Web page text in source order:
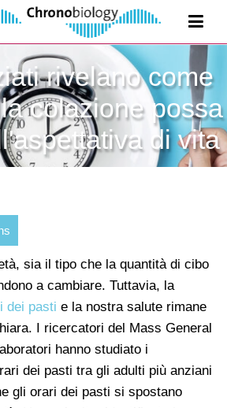
rivelano come
colazione possa
di vita
sia il tipo che la quantità di cibo
a cambiare. Tuttavia, la
dei pasti e la nostra salute rimane
I ricercatori del Mass General
hanno studiato i
dei pasti tra gli adulti più anziani
gli orari dei pasti si spostano